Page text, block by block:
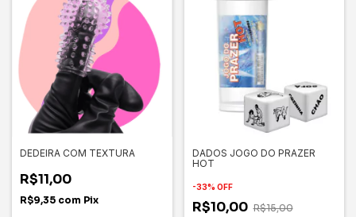
DEDEIRA COM TEXTURA
R$11,00
R$9,35 com Pix
DADOS JOGO DO PRAZER
HOT
-33% OFF
R$10,00 R$15,00